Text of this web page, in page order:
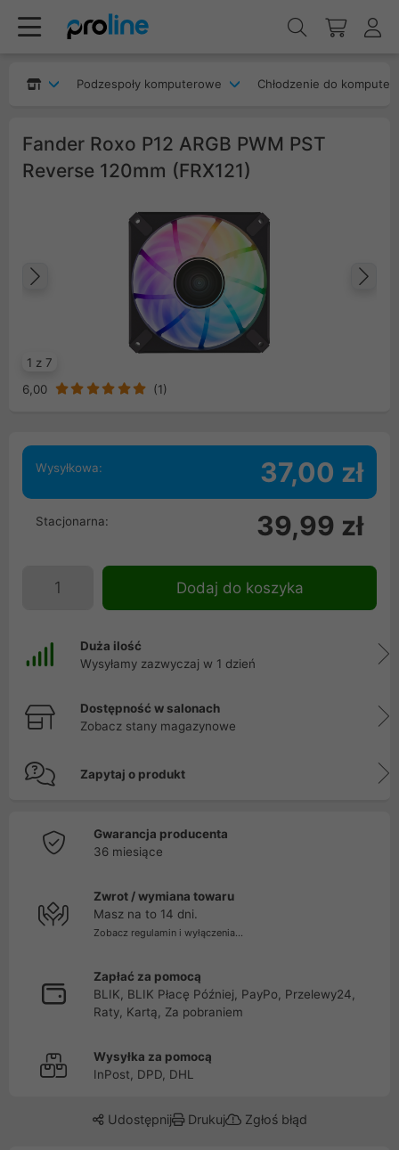
Podzespoły komputerowe Chłodzenie do
Fander Roxo P12 ARGB PWM PST
Reverse 120mm (FRX121)
1 z 7
Poprzedni
6,00 (1)
Wysyłkowa: 37,00 zł
Stacjonarna: 39,99 zł
Dodaj do koszyka
Duża ilość
Wysyłamy zazwyczaj w 1 dzień
Dostępność w salonach
Zobacz stany magazynowe
Zapytaj o produkt
Gwarancja producenta
36 miesiące
Zwrot / wymiana towaru
Masz na to 14 dni.
Zobacz regulamin i wyłączenia...
Zapłać za pomocą
BLIK, BLIK Płacę Później, PayPo, Przelewy24,
Raty, Kartą, Za pobraniem
Wysyłka za pomocą
InPost, DPD, DHL
Udostępnij Drukuj Zgłoś błąd